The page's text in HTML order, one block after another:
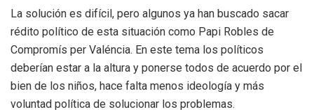
La solución es difícil, pero algunos ya han buscado sacar
rédito político de esta situación como Papi Robles de
Compromís per Valéncia. En este tema los políticos
deberían estar a la altura y ponerse todos de acuerdo por el
bien de los niños, hace falta menos ideología y más
voluntad política de solucionar los problemas.